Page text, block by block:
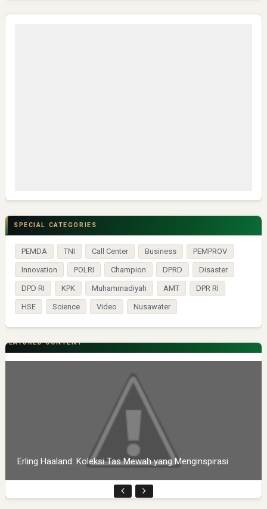
SPECIAL CATEGORIES
PEMDA TNI Call Center Business PEMPROV
Innovation POLRI Champion DPRD Disaster
DPD RI KPK Muhammadiyah AMT DPR RI
HSE Science Video Nusawater
FEATURED CONTENT
Erling Haaland: Koleksi Tas Mewah yang Menginspirasi